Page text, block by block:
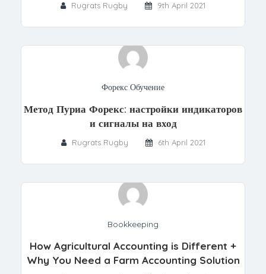
Rugrats Rugby 9th April 2021
Форекс Обучение
Метод Пуриа Форекс: настройки индикаторов
и сигналы на вход
Rugrats Rugby 6th April 2021
Bookkeeping
How Agricultural Accounting is Different +
Why You Need a Farm Accounting Solution